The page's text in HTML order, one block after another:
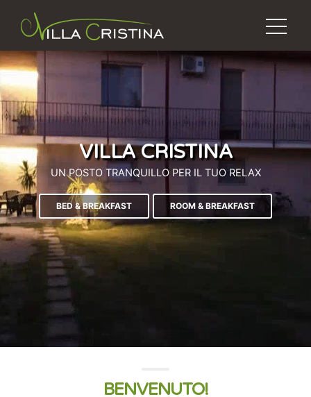
VILLA CRISTINA
UN POSTO TRANQUILLO PER IL TUO RELAX
BED & BREAKFAST ROOM & BREAKFAST
BENVENUTO!